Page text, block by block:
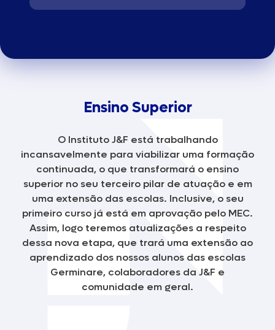
Ensino Superior
O Instituto J&F está trabalhando
incansavelmente para viabilizar uma formação
continuada, o que transformará o ensino
superior no seu terceiro pilar de atuação e em
uma extensão das escolas. Inclusive, o seu
primeiro curso já está em aprovação pelo MEC.
Assim, logo teremos atualizações a respeito
dessa nova etapa, que trará uma extensão ao
aprendizado dos nossos alunos das escolas
Germinare, colaboradores da J&F e
comunidade em geral.